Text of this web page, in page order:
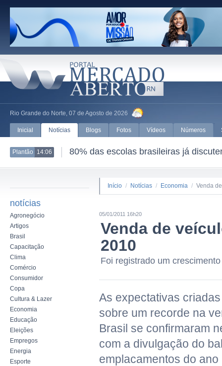
Rio Grande do Norte, 07 de Agosto de 2026
Inicial Notícias Blogs Fotos Vídeos Números
Plantão 14:06 80% das escolas brasileiras já
notícias
Agronegócio
Artigos
Brasil
Capacitação
Clima
Comércio
Consumidor
Copa
Cultura & Lazer
Economia
Educação
Eleições
Empregos
Energia
Esporte
Início / Notícias / Economia / Venda
05/01/2011 16h20
Venda de
2010
Foi registrado um
As expectativas
sobre um recorde na
Brasil se confirmaram
com a divulgação do
emplacamentos do